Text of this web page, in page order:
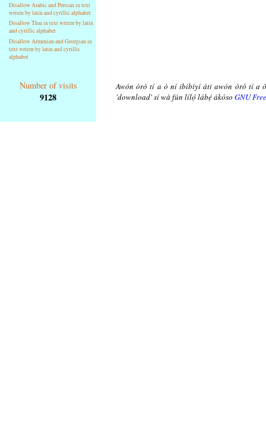
Disallow Arabic and Persian in text
writen by latin and cyrillic alphabet
Disallow Thai in text writen by latin
and cyrillic alphabet
Disallow Armenian and Georgian in
text writen by latin and cyrillic
alphabet
Number of visits
9128
Awón òrò tí a ò ní ibibíyí áti awón òrò tí a
'download' sí wà fún lílọ̀ lábẹ́ ákóso GNU